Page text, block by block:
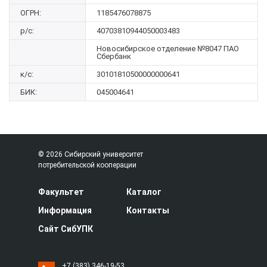
ОГРН:
1185476078875
р/с:
40703810944050003483
Новосибирское отделение №8047 ПАО
Сбербанк
к/с:
30101810500000000641
БИК:
045004641
© 2026 Сибирский университет
потребительской кооперации
Факультет
Каталог
Информация
Контакты
Сайт СибУПК